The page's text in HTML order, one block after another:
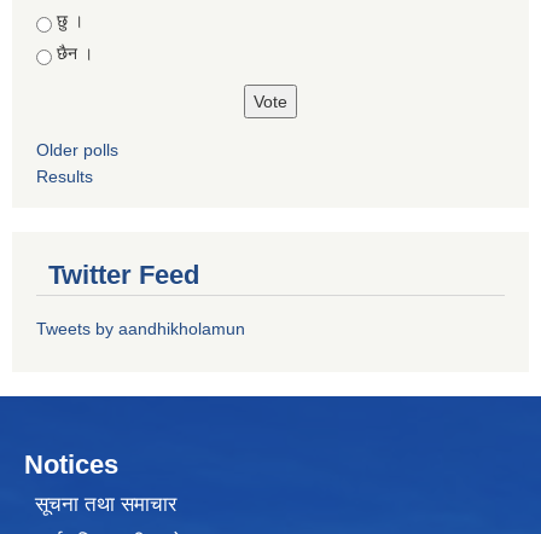
Choices
छु ।
छैन ।
Older polls
Results
Twitter Feed
Tweets by aandhikholamun
Notices
सूचना तथा समाचार